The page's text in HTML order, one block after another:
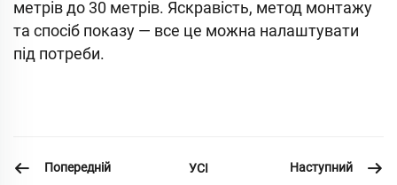
метрів до 30 метрів. Яскравість, метод монтажу
та спосіб показу — все це можна налаштувати
під потреби.
Попередній УСІ Наступний